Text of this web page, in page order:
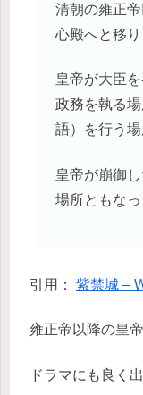
清朝の雍正
心殿へと移り
皇帝が大臣
政務を執る
語）を行う場
皇帝が崩御
場所ともなっ
引用： 紫禁城 –
雍正帝以降の皇
ドラマにも良く